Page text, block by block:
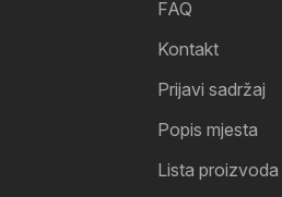
FAQ
Kontakt
Prijavi sadržaj
Popis mjesta
Lista proizvoda